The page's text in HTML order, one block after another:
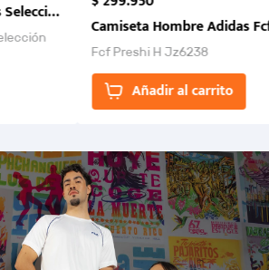
Colombia FCF 2026.
Camiseta Hombre Adidas
Fcf Preshi H Jz6238
Añadir al carrito